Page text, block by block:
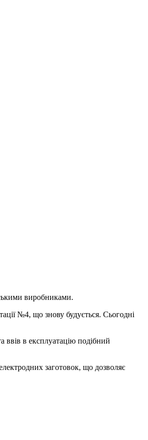
виробниками.
№4, що знову будується. Сьогодні
в експлуатацію подібний
заготовок, що дозволяє